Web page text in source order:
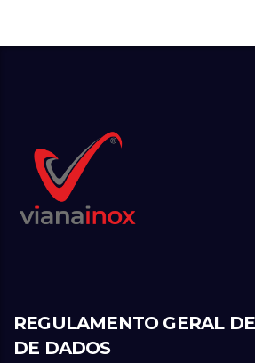
REGULAMENTO GERAL
DE DADOS